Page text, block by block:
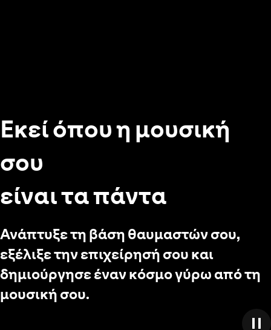
Εκεί όπου η μουσική
σου
είναι τα πάντα
Ανάπτυξε τη βάση θαυμαστών σου,
εξέλιξε την επιχείρησή σου και
δημιούργησε έναν κόσμο γύρω από τη
μουσική σου.